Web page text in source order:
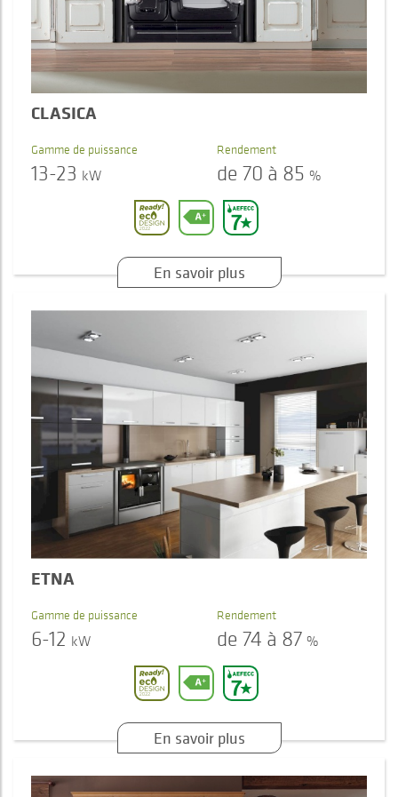
CLASICA
Gamme de puissance
13-23 kW
Rendement
de 70 à 85 %
En savoir plus
ETNA
Gamme de puissance
6-12 kW
Rendement
de 74 à 87 %
En savoir plus